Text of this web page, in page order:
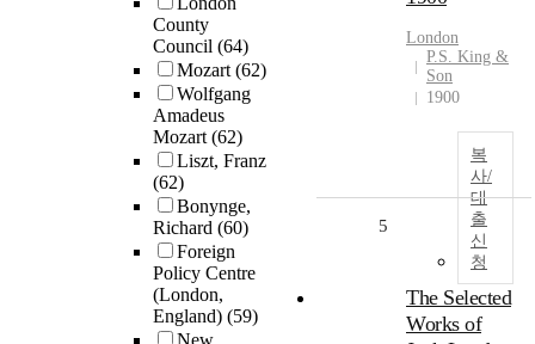
County
Council (64)
Mozart(62)
Wolfgang
Amadeus
Mozart(62)
Liszt, Franz
(62)
Bonynge,
Richard (60)
Foreign
Policy Centre
(London,
England) (59)
London
P.S. King &
Son
1900
복
사/
대
출
신
청
5
The Selected
Works of